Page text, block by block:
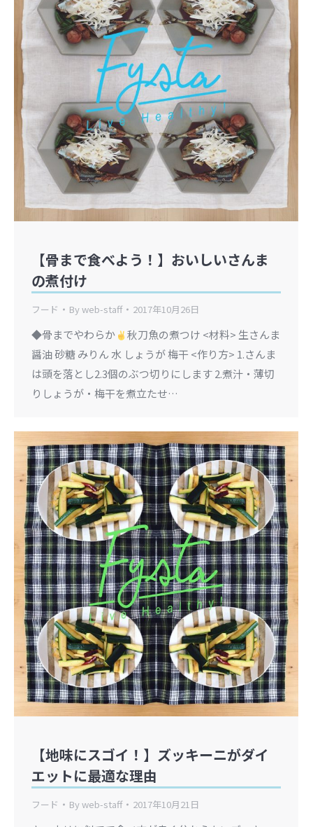
【骨まで食べよう！】おいしいさんま
の煮付け
フード Byweb-staff 2017年10月26日
◆骨までやわらか
秋刀魚の煮つけ <材料> 生さんま
醤油 砂糖 みりん 水 しょうが 梅干 <作り方> 1.さんま
は頭を落とし2.3個のぶつ切りにします 2.煮汁・薄切
りしょうが・梅干を煮立たせ…
【地味にスゴイ！】ズッキーニがダイ
エットに最適な理由
フード Byweb-staff 2017年10月21日